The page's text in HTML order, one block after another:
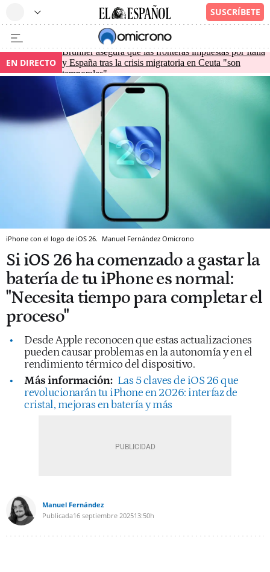
EN DIRECTO
Brunner asegura que las fronteras impuestas por Italia
y España tras la crisis migratoria en Ceuta "son
temporales"
iPhone con el logo de iOS 26. Manuel Fernández Omicrono
Si iOS 26 ha comenzado a gastar la
batería de tu iPhone es normal:
"Necesita tiempo para completar el
proceso"
Desde Apple reconocen que estas actualizaciones
pueden causar problemas en la autonomía y en el
rendimiento térmico del dispositivo.
Más información: Las 5 claves de iOS 26 que
revolucionarán tu iPhone en 2026: interfaz de
cristal, mejoras en batería y más
Manuel Fernández
Publicada16 septiembre 202513:50h